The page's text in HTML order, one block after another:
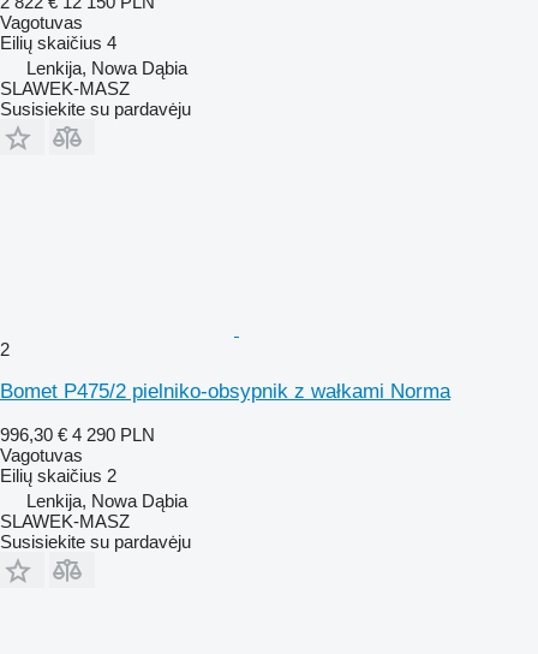
Vagotuvas
Eilių skaičius 4
Lenkija, Nowa Dąbia
SLAWEK-MASZ
Susisiekite su pardavėju
2
Bomet P475/2 pielniko-obsypnik z wałkami Norma
996,30 € 4 290 PLN
Vagotuvas
Eilių skaičius 2
Lenkija, Nowa Dąbia
SLAWEK-MASZ
Susisiekite su pardavėju